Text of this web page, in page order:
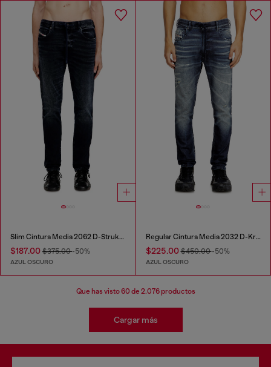
Slim Cintura Media 2062 D-Strukt Joggjeans®
$187.00 $375.00-50%
AZUL OSCURO
Regular Cintura Media 2032 D-Krooley Joggjeans®
$225.00$450.00-50%
AZUL OSCURO
Que has visto60 de 2.076 productos
Cargar más